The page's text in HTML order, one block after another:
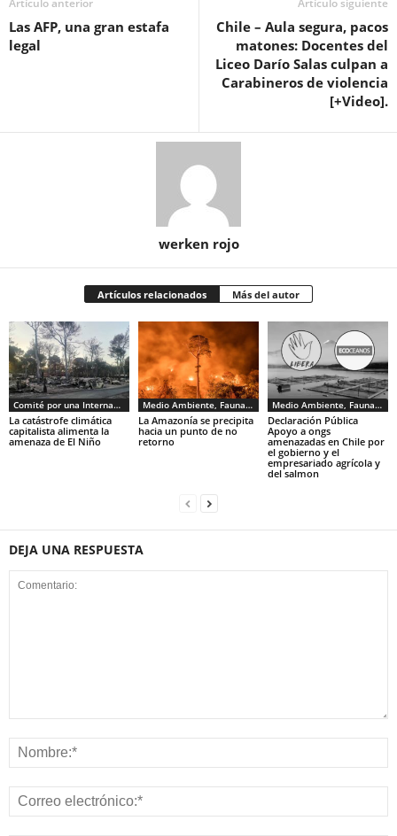
Artículo anterior
Las AFP, una gran estafa
legal
Artículo siguiente
Chile – Aula segura, pacos
matones: Docentes del
Liceo Darío Salas culpan a
Carabineros de violencia
[+Video].
werken rojo
Artículos relacionados Más del autor
Comité por una Internacional de los Trabajadores - CIT
La catástrofe climática
capitalista alimenta la
amenaza de El Niño
Medio Ambiente, Fauna y Sociedad
La Amazonía se precipita
hacia un punto de no
retorno
Medio Ambiente, Fauna y Sociedad
Declaración Pública
Apoyo a ongs
amenazadas en Chile por
el gobierno y el
empresariado agrícola y
del salmon
DEJA UNA RESPUESTA